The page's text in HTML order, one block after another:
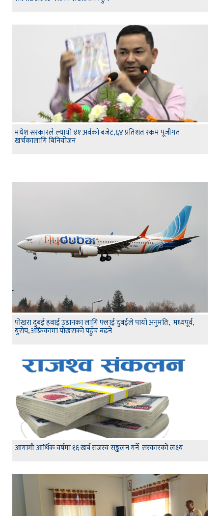
मधेश सरकारले ल्यायो ४१ अर्वको बजेट,६४ प्रतिशत रकम पूजीगत
खर्चकालागि बिनियोजन
पोखरा दुबई हवाई उडानका लागि फ्लाई दुबईले पायो अनुमति, मध्यपूर्व,
युरोप, अफ्रिकामा पोखराको पहुँच बढने
आगामी आर्थिक वर्षमा १६ खर्ब राजस्व सङ्कलन गर्ने सरकारको लक्ष्य